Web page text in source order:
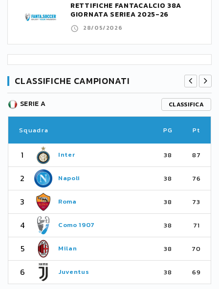
RETTIFICHE FANTACALCIO 38A
GIORNATA SERIEA 2025-26
28/05/2026
CLASSIFICHE CAMPIONATI
SERIE A CLASSIFICA
Squadra PG Pt
1 Inter 38 87
2 Napoli 38 76
3 Roma 38 73
4 Como 1907 38 71
5 Milan 38 70
6 Juventus 38 69